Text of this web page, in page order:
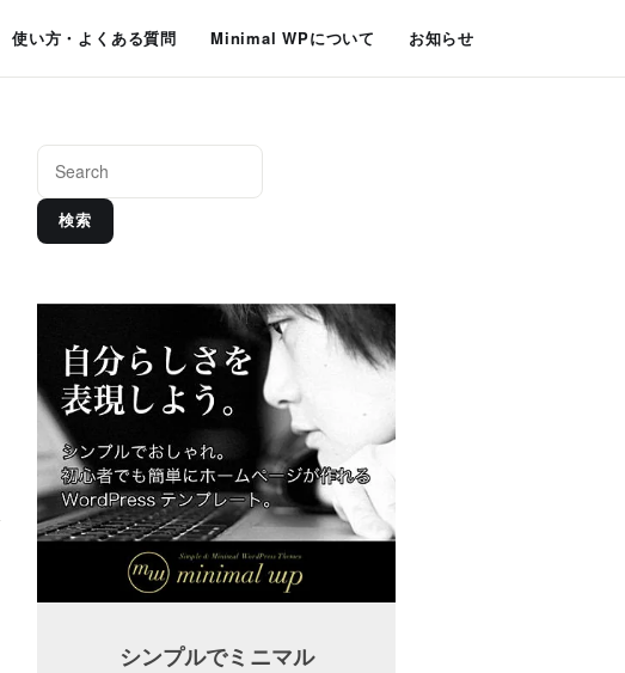
使い方・よくある質問 Minimal WPについて お知らせ
検索
シンプルでミニマル